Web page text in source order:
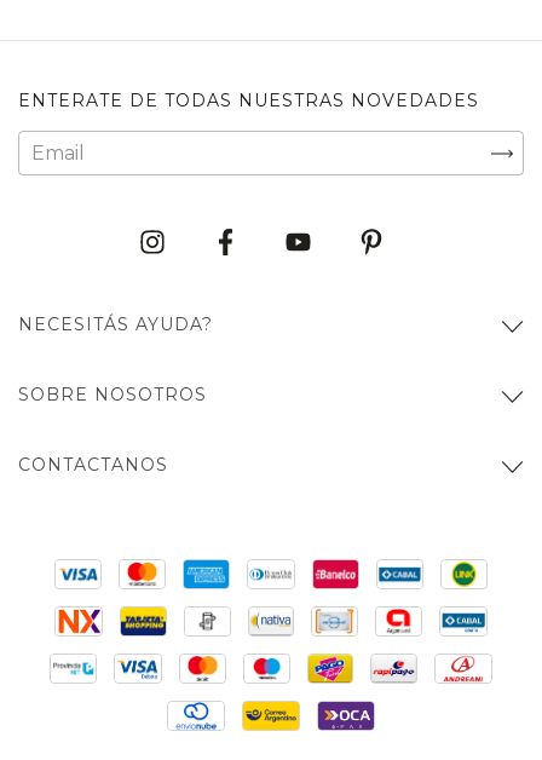
ENTERATE DE TODAS NUESTRAS NOVEDADES
NECESITÁS AYUDA?
SOBRE NOSOTROS
CONTACTANOS